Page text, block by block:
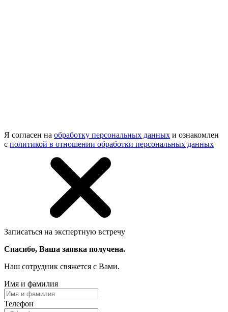
Я согласен на обработку персональных данных и ознакомлен
с политикой в отношении обработки персональных данных
Записаться на экспертную встречу
Спасибо, Ваша заявка получена.
Наш сотрудник свяжется с Вами.
Имя и фамилия
Телефон